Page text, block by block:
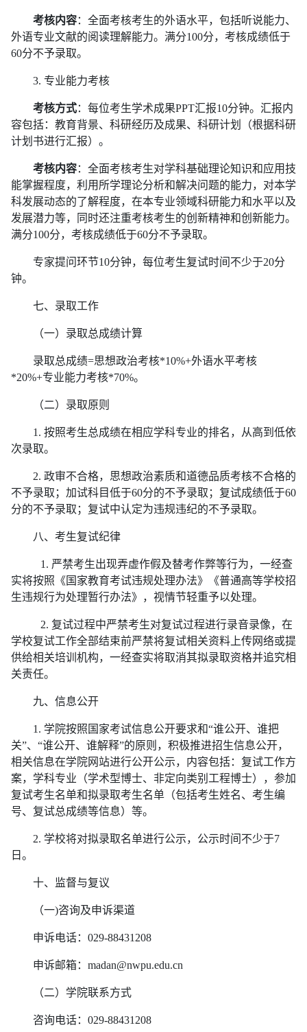
考核内容：全面考核考生的外语水平，包括听说能力、
外语专业文献的阅读理解能力。满分100分，考核成绩低于
60分不予录取。
3. 专业能力考核
考核方式：每位考生学术成果PPT汇报10分钟。汇报内
容包括：教育背景、科研经历及成果、科研计划（根据科研
计划书进行汇报）。
考核内容：全面考核考生对学科基础理论知识和应用技
能掌握程度，利用所学理论分析和解决问题的能力，对本学
科发展动态的了解程度，在本专业领域科研能力和水平以及
发展潜力等，同时还注重考核考生的创新精神和创新能力。
满分100分，考核成绩低于60分不予录取。
专家提问环节10分钟，每位考生复试时间不少于20分
钟。
七、录取工作
（一）录取总成绩计算
录取总成绩=思想政治考核*10%+外语水平考核
*20%+专业能力考核*70%。
（二）录取原则
1. 按照考生总成绩在相应学科专业的排名，从高到低依
次录取。
2. 政审不合格，思想政治素质和道德品质考核不合格的
不予录取；加试科目低于60分的不予录取；复试成绩低于60
分的不予录取；复试中认定为违规违纪的不予录取。
八、考生复试纪律
1. 严禁考生出现弄虚作假及替考作弊等行为，一经查
实将按照《国家教育考试违规处理办法》《普通高等学校招
生违规行为处理暂行办法》，视情节轻重予以处理。
2. 复试过程中严禁考生对复试过程进行录音录像，在
学校复试工作全部结束前严禁将复试相关资料上传网络或提
供给相关培训机构，一经查实将取消其拟录取资格并追究相
关责任。
九、信息公开
1. 学院按照国家考试信息公开要求和“谁公开、谁把
关”、“谁公开、谁解释”的原则，积极推进招生信息公开，
相关信息在学院网站进行公开公示，内容包括：复试工作方
案，学科专业（学术型博士、非定向类别工程博士），参加
复试考生名单和拟录取考生名单（包括考生姓名、考生编
号、复试总成绩等信息）等。
2. 学校将对拟录取名单进行公示，公示时间 不少于7
日。
十、监督与复议
（一)咨询及申诉渠道
申诉电话：029-88431208
申诉邮箱：madan@nwpu.edu.cn
（二）学院联系方式
咨询电话：029-88431208